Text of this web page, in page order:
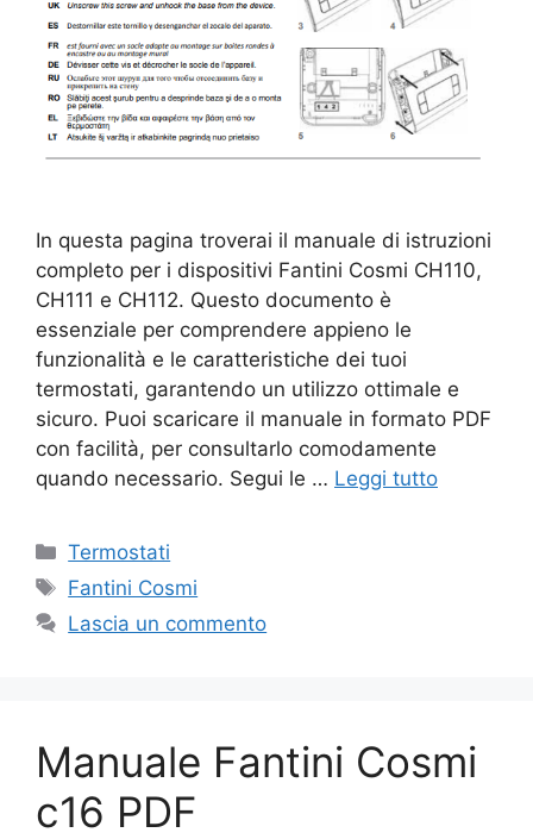
In questa pagina troverai il manuale di istruzioni
completo per i dispositivi Fantini Cosmi CH110,
CH111 e CH112. Questo documento è
essenziale per comprendere appieno le
funzionalità e le caratteristiche dei tuoi
termostati, garantendo un utilizzo ottimale e
sicuro. Puoi scaricare il manuale in formato PDF
con facilità, per consultarlo comodamente
quando necessario. Segui le … Leggi tutto
Categorie
Termostati
Tag
Fantini Cosmi
Lascia un commento
Manuale Fantini Cosmi
c16 PDF